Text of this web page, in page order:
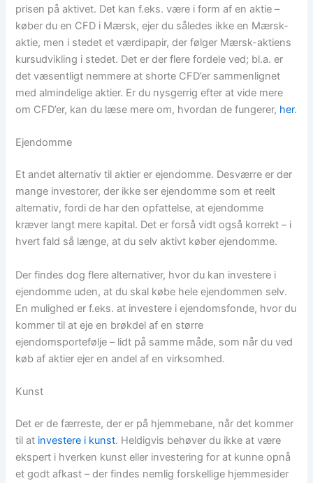
prisen på aktivet. Det kan f.eks. være i form af en aktie –
køber du en CFD i Mærsk, ejer du således ikke en Mærsk-
aktie, men i stedet et værdipapir, der følger Mærsk-aktiens
kursudvikling i stedet. Det er der flere fordele ved; bl.a. er
det væsentligt nemmere at shorte CFD’er sammenlignet
med almindelige aktier. Er du nysgerrig efter at vide mere
om CFD’er, kan du læse mere om, hvordan de fungerer, her.
Ejendomme
Et andet alternativ til aktier er ejendomme. Desværre er der
mange investorer, der ikke ser ejendomme som et reelt
alternativ, fordi de har den opfattelse, at ejendomme
kræver langt mere kapital. Det er forså vidt også korrekt – i
hvert fald så længe, at du selv aktivt køber ejendomme.
Der findes dog flere alternativer, hvor du kan investere i
ejendomme uden, at du skal købe hele ejendommen selv.
En mulighed er f.eks. at investere i ejendomsfonde, hvor du
kommer til at eje en brøkdel af en større
ejendomsportefølje – lidt på samme måde, som når du ved
køb af aktier ejer en andel af en virksomhed.
Kunst
Det er de færreste, der er på hjemmebane, når det kommer
til at investere i kunst. Heldigvis behøver du ikke at være
ekspert i hverken kunst eller investering for at kunne opnå
et godt afkast – der findes nemlig forskellige hjemmesider